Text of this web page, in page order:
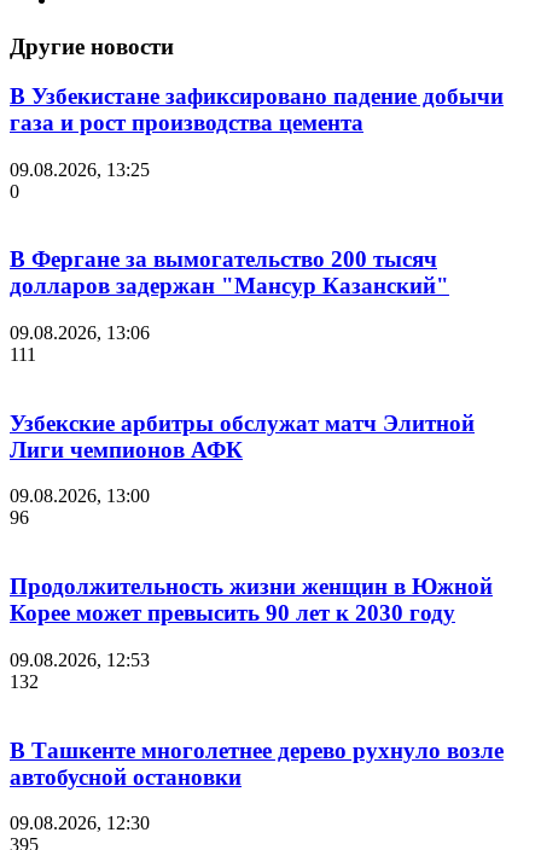
Другие новости
В Узбекистане зафиксировано падение добычи
газа и рост производства цемента
09.08.2026, 13:25
0
В Фергане за вымогательство 200 тысяч
долларов задержан "Мансур Казанский"
09.08.2026, 13:06
111
Узбекские арбитры обслужат матч Элитной
Лиги чемпионов АФК
09.08.2026, 13:00
96
Продолжительность жизни женщин в Южной
Корее может превысить 90 лет к 2030 году
09.08.2026, 12:53
132
В Ташкенте многолетнее дерево рухнуло возле
автобусной остановки
09.08.2026, 12:30
395